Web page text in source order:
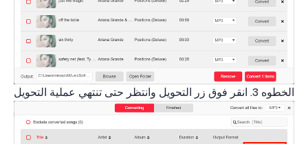
الخطوه 3. انقر فوق زر التحويل وانتظر حتى تنتهي عملية التحويل